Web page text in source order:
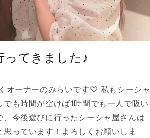
ってきました♪
オーナーのみらいです♡ 私もシーシャ
も時間が空けば1時間でも一人で吸い
今後遊びに行ったシーシャ屋さんは
っています！よろしくお願いしま